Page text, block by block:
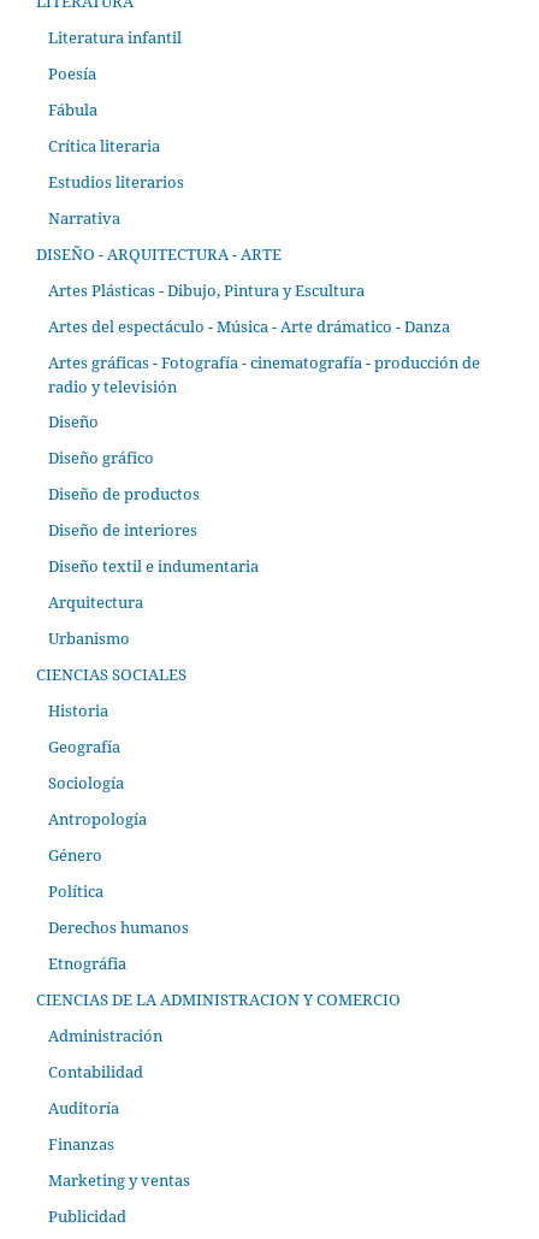
Literatura infantil
Poesía
Fábula
Crítica literaria
Estudios literarios
Narrativa
DISEÑO - ARQUITECTURA - ARTE
Artes Plásticas - Dibujo, Pintura y Escultura
Artes del espectáculo - Música - Arte drámatico - Danza
Artes gráficas - Fotografía - cinematografía - producción de
radio y televisión
Diseño
Diseño gráfico
Diseño de productos
Diseño de interiores
Diseño textil e indumentaria
Arquitectura
Urbanismo
CIENCIAS SOCIALES
Historia
Geografía
Sociología
Antropología
Género
Política
Derechos humanos
Etnográfia
CIENCIAS DE LA ADMINISTRACION Y COMERCIO
Administración
Contabilidad
Auditoría
Finanzas
Marketing y ventas
Publicidad